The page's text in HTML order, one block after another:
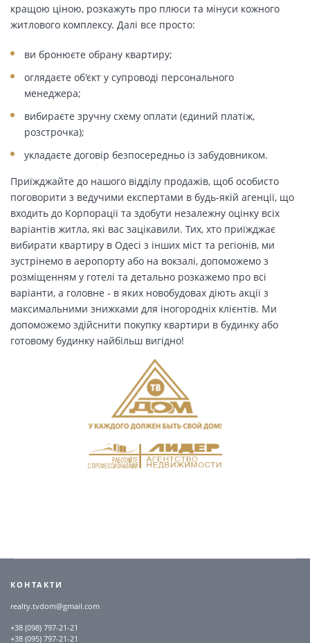
кращою ціною, розкажуть про плюси та мінуси кожного
житлового комплексу. Далі все просто:
ви бронюєте обрану квартиру;
оглядаєте об'єкт у супроводі персонального
менеджера;
вибираєте зручну схему оплати (єдиний платіж,
розстрочка);
укладаєте договір безпосередньо із забудовником.
Приїжджайте до нашого відділу продажів, щоб особисто
поговорити з ведучими експертами в будь-якій агенції, що
входить до Корпорації та здобути незалежну оцінку всіх
варіантів житла, які вас зацікавили. Тих, хто приїжджає
вибирати квартиру в Одесі з інших міст та регіонів, ми
зустрінемо в аеропорту або на вокзалі, допоможемо з
розміщенням у готелі та детально розкажемо про всі
варіанти, а головне - в яких новобудовах діють акції з
максимальними знижками для іногородніх клієнтів. Ми
допоможемо здійснити покупку квартири в будинку або
готовому будинку найбільш вигідно!
КОНТАКТИ
realty.tvdom@gmail.com
+38 (098) 797-21-21
+38 (095) 797-21-21